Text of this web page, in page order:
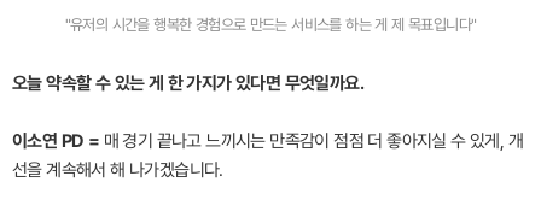
"유저의 시간을 행복한 경험으로 만드는 서비스를 하는 게 제 목표입니다"
오늘 약속할 수 있는 게 한 가지가 있다면 무엇일까요.
이소연 PD = 매 경기 끝나고 느끼시는 만족감이 점점 더 좋아지실 수 있게, 개
선을 계속해서 해 나가겠습니다.